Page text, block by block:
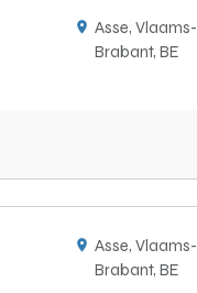
Asse, Vlaams-
Brabant, BE
Asse, Vlaams-
Brabant, BE